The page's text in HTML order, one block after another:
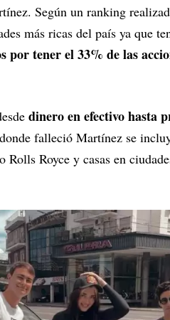
Según un ranking
más ricas del país ya que
por tener el 33% de las
dinero en efectivo hasta
falleció Martínez se
Rolls Royce y casas en